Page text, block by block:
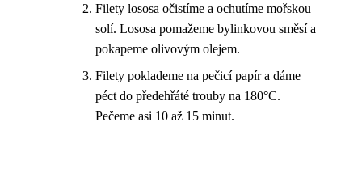
Filety lososa očistíme a ochutíme mořskou
solí. Lososa pomažeme bylinkovou směsí a
pokapeme olivovým olejem.
Filety poklademe na pečicí papír a dáme
péct do předehřáté trouby na 180°C.
Pečeme asi 10 až 15 minut.